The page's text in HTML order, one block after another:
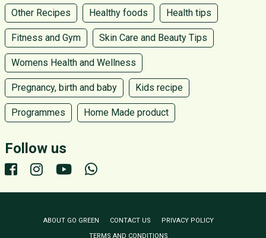
Other Recipes Healthy foods Health tips
Fitness and Gym Skin Care and Beauty Tips
Womens Health and Wellness
Pregnancy, birth and baby Kids recipe
Programmes Home Made product
Follow us
ABOUT GO GREEN CONTACT US
PRIVACY POLICY
TERMS AND CONDITIONS